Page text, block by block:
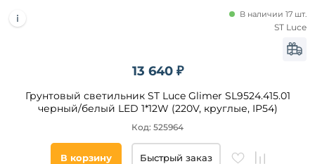
13 640 ₽
Грунтовый светильник ST Luce Glimer SL9524.415.01
черный/белый LED 1*12W (220V, круглые, IP54)
В наличии 17 шт.
Код: 525964
ST Luce
В корзину Быстрый заказ